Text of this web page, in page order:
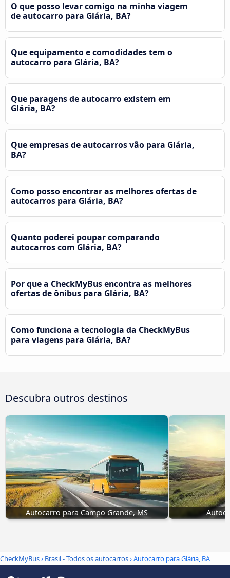
O que posso levar comigo na minha viagem
de autocarro para Glária, BA?
Que equipamento e comodidades tem o
autocarro para Glária, BA?
Que paragens de autocarro existem em
Glária, BA?
Que empresas de autocarros vão para Glária,
BA?
Como posso encontrar as melhores ofertas de
autocarros para Glária, BA?
Quanto poderei poupar comparando
autocarros com Glária, BA?
Por que a CheckMyBus encontra as melhores
ofertas de ônibus para Glária, BA?
Como funciona a tecnologia da CheckMyBus
para viagens para Glária, BA?
Descubra outros destinos
Autocarro para Campo Grande, MS
CheckMyBus› Brasil - Todos os autocarros› Autocarro para Glária, BA